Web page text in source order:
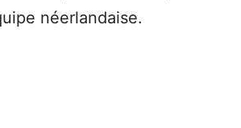
néerlandaise.